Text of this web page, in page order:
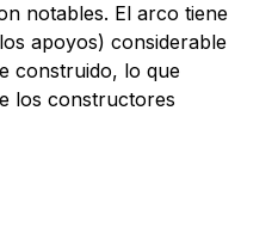
notables. El arco tiene
apoyos) considerable
construido, lo que
los constructores